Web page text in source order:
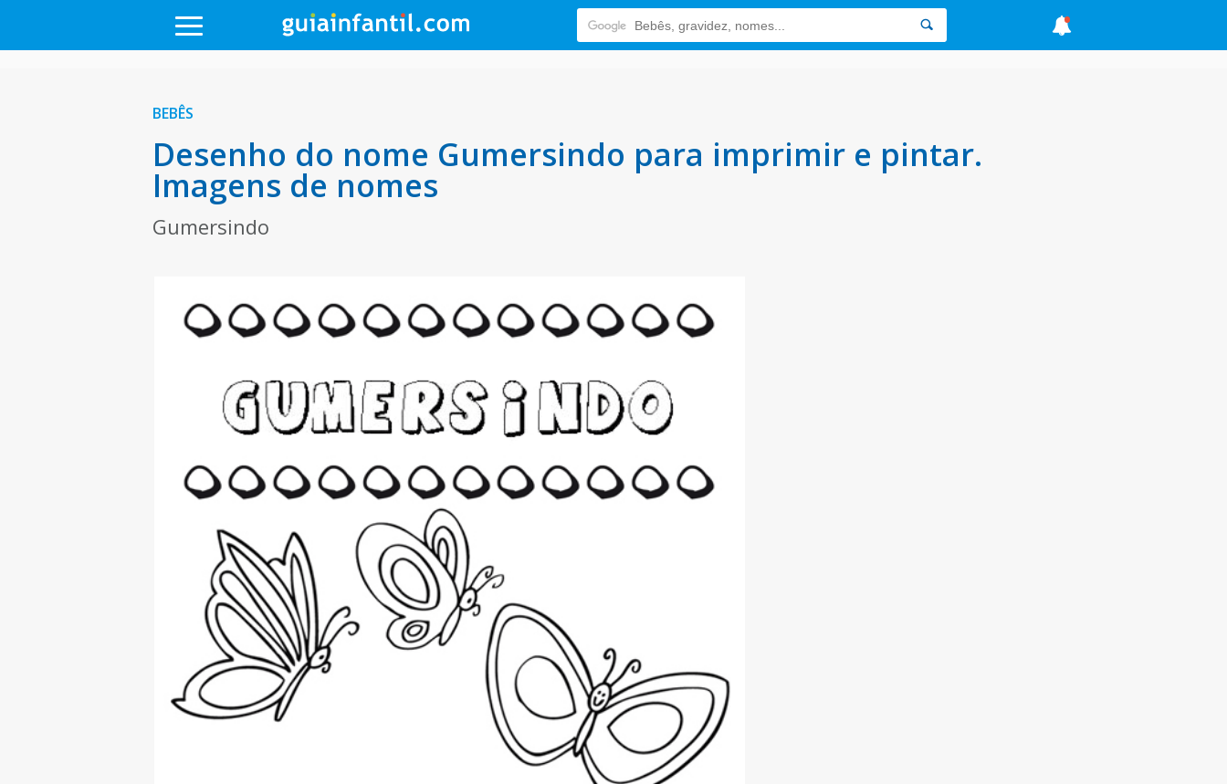
BEBÊS
Desenho do nome Gumersindo para imprimir e pintar.
Imagens de nomes
Gumersindo